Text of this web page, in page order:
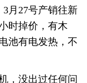
月27号产销往新
时掉价，有木
池有电发热，不
，没出过任何问